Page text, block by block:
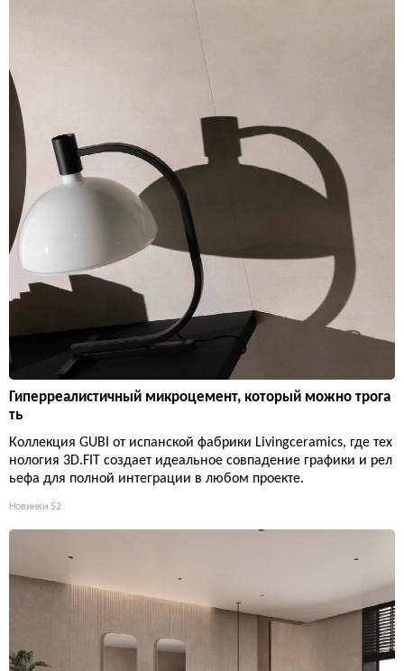
Гиперреалистичный микроцемент, который можно трога
ть
Коллекция GUBI от испанской фабрики Livingceramics, где тех
нология 3D.FIT создает идеальное совпадение графики и рел
ьефа для полной интеграции в любом проекте.
Новинки 52